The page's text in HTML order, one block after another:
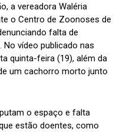
a vereadora Waléria
o Centro de Zoonoses de
falta de
vídeo publicado nas
quinta-feira (19), além da
um cachorro morto junto
o espaço e falta
estão doentes, como